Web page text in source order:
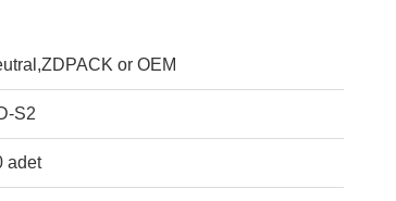
or OEM
S2
adet